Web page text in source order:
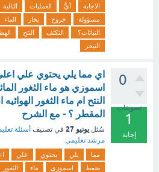
الاجابة أيُّ العمليات
التالية
مسؤولة
خروج بخار الماء
النباتات؟
التكثف النتح
التبخر
0
تصويتات
1
إجابة
اي مما يلي يحتوي علي
اسموزي هو ماء الثغور
النتح ام ماء الثغور الهوائيه
المقطر ؟ - مع الشرح
سُئل يونيو 27 في تصنيف أسئلة
مرشد تعليمي
مما يلي يحتوي علي
ضغط
اسموزي ماء الثغور